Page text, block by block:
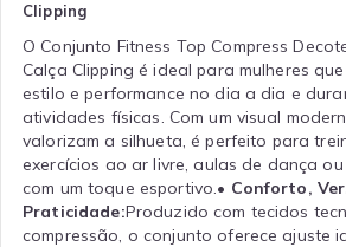
Clipping
O Conjunto Fitness Top Compress
Calça Clipping é ideal para mulheres
estilo e performance no dia a dia e
atividades físicas. Com um visual
valorizam a silhueta, é perfeito para
exercícios ao ar livre, aulas de dança
com um toque esportivo.• Conforto,
Praticidade:Produzido com tecidos
compressão, o conjunto oferece ajuste